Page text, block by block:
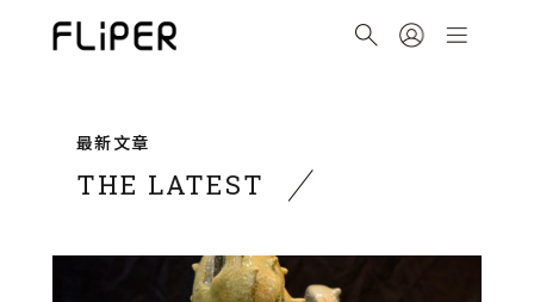
最新文章
THE LATEST